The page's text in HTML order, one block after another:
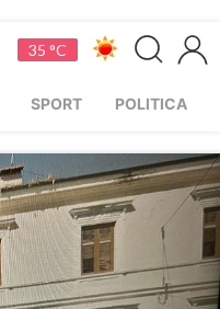
35 °C
SPORT POLITICA